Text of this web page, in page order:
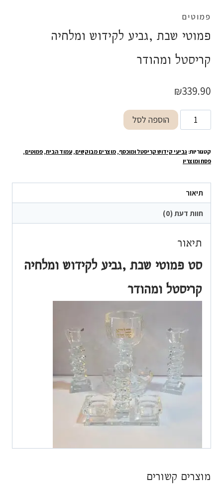
פמוטים
פמוטי שבת ,גביע לקידוש ומלחיה
קריסטל ומהודר
₪339.90
כמות
של
שבת
לקידוש
ומלחיה
קריסטל
ומהודר
הוספה לסל
קטגוריות: גביעי קידוש קריסטל ומוכסף, מוצרים מבוקשים, עמוד הבית, פמוטים,
פסח ומוצריו
תיאור
חוות דעת (0)
תיאור
סט פמוטי שבת ,גביע לקידוש ומלחיה
קריסטל ומהודר
מוצרים קשורים